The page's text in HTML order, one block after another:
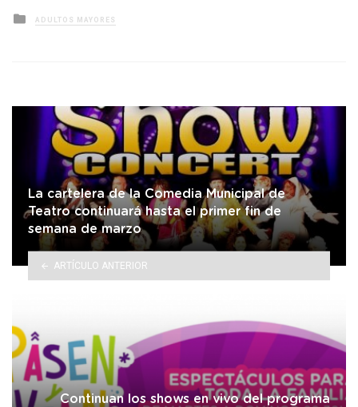
Posted
in
ADULTOS MAYORES
La cartelera de la Comedia Municipal de
Teatro continuará hasta el primer fin de
semana de marzo
ARTÍCULO ANTERIOR
Continuan los shows en vivo del programa